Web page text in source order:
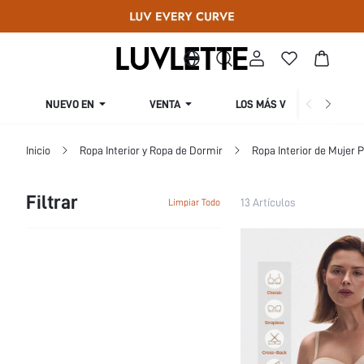
NUEVO EN VENTA LOS MÁS VENDIDOS
Inicio Ropa Interior y Ropa de Dormir Ropa Interior de Mujer
Filtrar Limpiar Todo 13 Artículos